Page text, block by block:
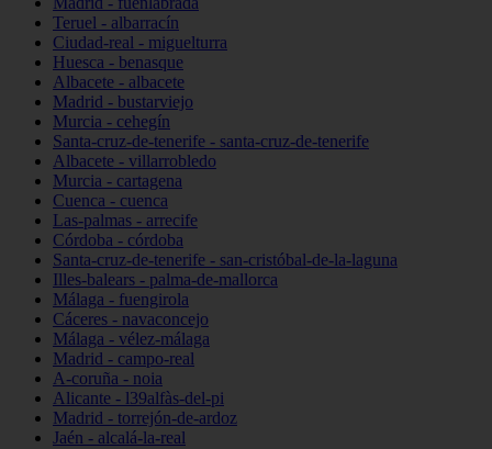
Teruel - albarracín
Ciudad-real - miguelturra
Huesca - benasque
Albacete - albacete
Madrid - bustarviejo
Murcia - cehegín
Santa-cruz-de-tenerife - santa-cruz-de-tenerife
Albacete - villarrobledo
Murcia - cartagena
Cuenca - cuenca
Las-palmas - arrecife
Córdoba - córdoba
Santa-cruz-de-tenerife - san-cristóbal-de-la-laguna
Illes-balears - palma-de-mallorca
Málaga - fuengirola
Cáceres - navaconcejo
Málaga - vélez-málaga
Madrid - campo-real
A-coruña - noia
Alicante - l39alfàs-del-pi
Madrid - torrejón-de-ardoz
Jaén - alcalá-la-real